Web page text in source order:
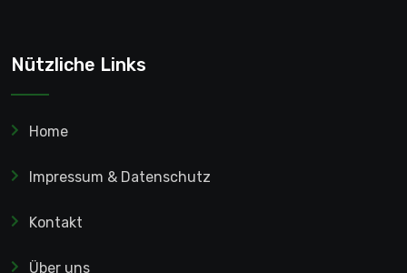
Nützliche Links
Home
Impressum & Datenschutz
Kontakt
Über uns